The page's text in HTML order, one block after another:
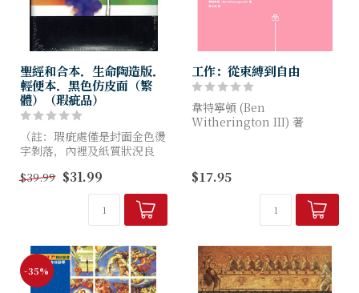
聖經和合本．生命陶造版．
輕便本．黑色仿皮面（繁
體）（瑕疵品）
（註：瑕疵處僅是封面金色燙
字剝落，內裡及紙質狀況良
$39.99 $31.99
工作：從束縛到自由
韋特寧頓 (Ben
Witherington III) 著
工作觀。作者首先從工作的定
義出發，帶領我們...
$17.95
-35%